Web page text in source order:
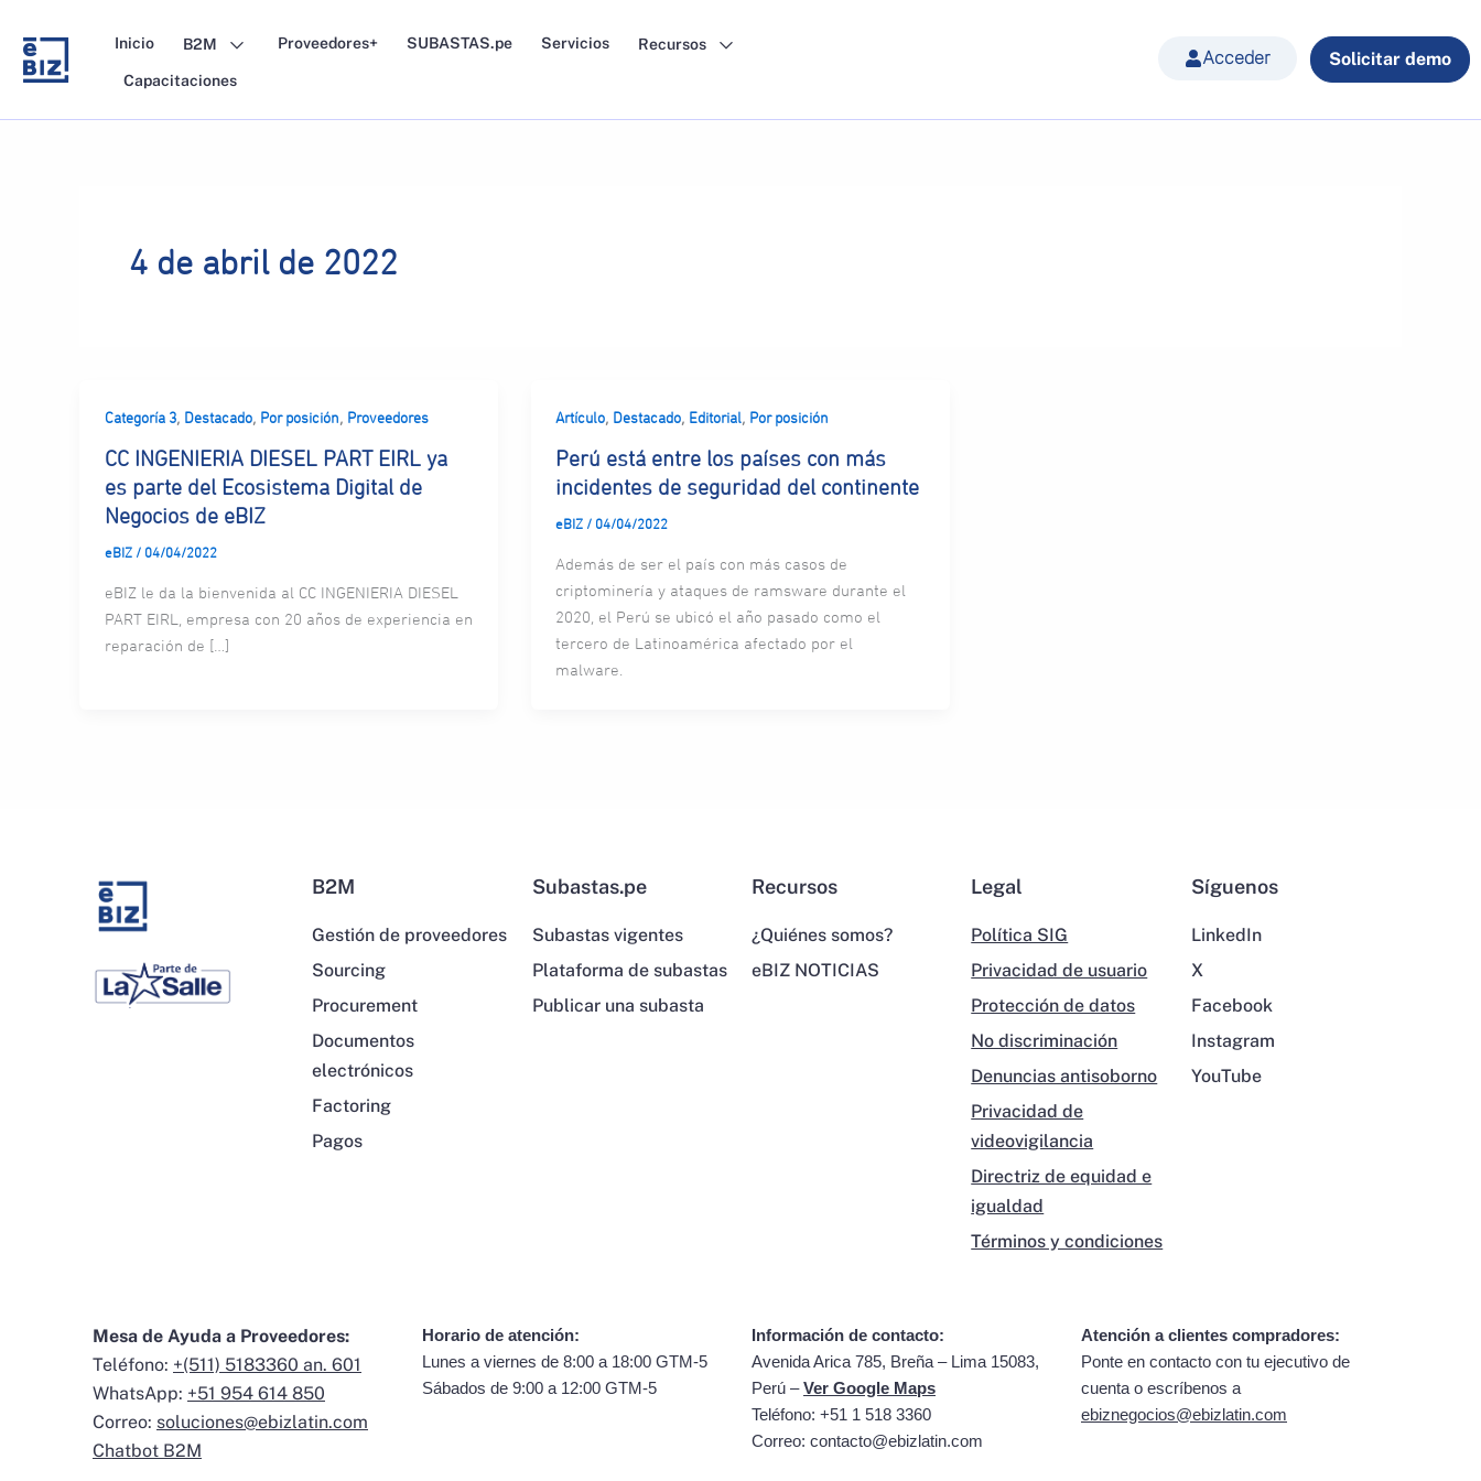
content
Inicio B2M Proveedores+ SUBASTAS.pe Servicios Recursos
Capacitaciones
Acceder Solicitar demo
4 de abril de 2022
Categoría 3, Destacado, Por posición, Proveedores
CC INGENIERIA DIESEL PART EIRL ya
es parte del Ecosistema Digital de
Negocios de eBIZ
eBIZ / 04/04/2022
eBIZ le da la bienvenida al CC INGENIERIA DIESEL
PART EIRL, empresa con 20 años de experiencia en
reparación de […]
Artículo, Destacado, Editorial, Por posición
Perú está entre los países con más
incidentes de seguridad del continente
eBIZ / 04/04/2022
Además de ser el país con más casos de
criptominería y ataques de ramsware durante el
2020, el Perú se ubicó el año pasado como el
tercero de Latinoamérica afectado por el
malware.
B2M
Gestión de proveedores
Sourcing
Procurement
Documentos
electrónicos
Factoring
Pagos
Subastas.pe
Subastas vigentes
Plataforma de subastas
Publicar una subasta
Recursos
¿Quiénes somos?
eBIZ NOTICIAS
Legal
Política SIG
Privacidad de usuario
Protección de datos
No discriminación
Denuncias antisoborno
Privacidad de
videovigilancia
Directriz de equidad e
igualdad
Términos y condiciones
Síguenos
LinkedIn
X
Facebook
Instagram
YouTube
Mesa de Ayuda a Proveedores:
Teléfono: +(511) 5183360 an. 601
WhatsApp: +51 954 614 850
Correo: soluciones@ebizlatin.com
Chatbot B2M
Horario de atención:
Lunes a viernes de 8:00 a 18:00 GTM-5
Sábados de 9:00 a 12:00 GTM-5
Información de contacto:
Avenida Arica 785, Breña – Lima 15083,
Perú –Ver Google Maps
Teléfono: +51 1 518 3360
Correo: contacto@ebizlatin.com
Atención a clientes compradores:
Ponte en contacto con tu ejecutivo de
cuenta o escríbenos a
ebiznegocios@ebizlatin.com